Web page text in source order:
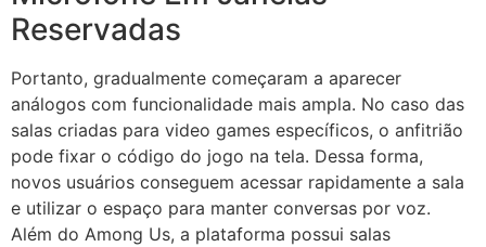
Reservadas
Portanto, gradualmente começaram a aparecer
análogos com funcionalidade mais ampla. No caso das
salas criadas para video games específicos, o anfitrião
pode fixar o código do jogo na tela. Dessa forma,
novos usuários conseguem acessar rapidamente a sala
e utilizar o espaço para manter conversas por voz.
Além do Among Us, a plataforma possui salas